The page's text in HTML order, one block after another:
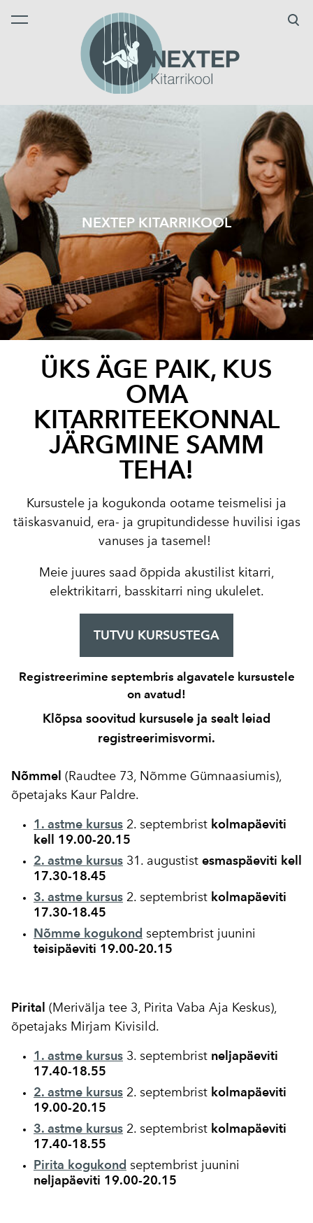
lisati ostukorvi. Vaata ostukorvi
NEXTEP KITARRIKOOL
ÜKS ÄGE PAIK, KUS
OMA
KITARRITEEKONNAL
JÄRGMINE SAMM
TEHA!
Kursustele ja kogukonda ootame teismelisi ja
täiskasvanuid, era- ja grupitundidesse huvilisi igas
vanuses ja tasemel!
Meie juures saad õppida akustilist kitarri,
elektrikitarri, basskitarri ning ukulelet.
TUTVU KURSUSTEGA
Registreerimine septembris algavatele kursustele
on avatud!
Klõpsa soovitud kursusele ja sealt leiad
registreerimisvormi.
Nõmmel (Raudtee 73, Nõmme Gümnaasiumis),
õpetajaks Kaur Paldre.
1. astme kursus 2. septembrist kolmapäeviti
kell 19.00-20.15
2. astme kursus 31. augustist esmaspäeviti kell
17.30-18.45
3. astme kursus 2. septembrist kolmapäeviti
17.30-18.45
Nõmme kogukond septembrist juunini
teisipäeviti 19.00-20.15
Pirital (Merivälja tee 3, Pirita Vaba Aja Keskus),
õpetajaks Mirjam Kivisild.
1. astme kursus 3. septembrist neljapäeviti
17.40-18.55
2. astme kursus 2. septembrist kolmapäeviti
19.00-20.15
3. astme kursus 2. septembrist kolmapäeviti
17.40-18.55
Pirita kogukond septembrist juunini
neljapäeviti 19.00-20.15